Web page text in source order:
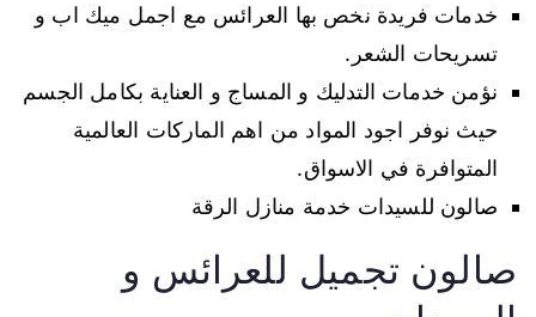
خدمات فريدة نخص بها العرائس مع اجمل ميك اب و
تسريحات الشعر.
نؤمن خدمات التدليك و المساج و العناية بكامل الجسم
حيث نوفر اجود المواد من اهم الماركات العالمية
المتوافرة في الاسواق.
صالون للسيدات خدمة منازل الرقة
صالون تجميل للعرائس و